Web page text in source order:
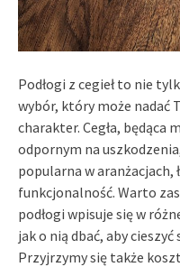
Podłogi z cegieł to nie
wybór, który może
charakter. Cegła, będąca
odpornym na
popularna w aranżacjach,
funkcjonalność. Warto
podłogi wpisuje się w
jak o nią dbać, aby
Przyjrzymy się także